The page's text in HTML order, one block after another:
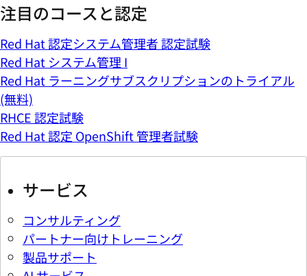
注目のコースと認定
Red Hat 認定システム管理者 認定試験
Red Hat システム管理 I
Red Hat ラーニングサブスクリプションのトライアル
(無料)
RHCE 認定試験
Red Hat 認定 OpenShift 管理者試験
サービス
コンサルティング
パートナー向けトレーニング
製品サポート